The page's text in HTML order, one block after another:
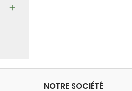
NOTRE SOCIÉTÉ